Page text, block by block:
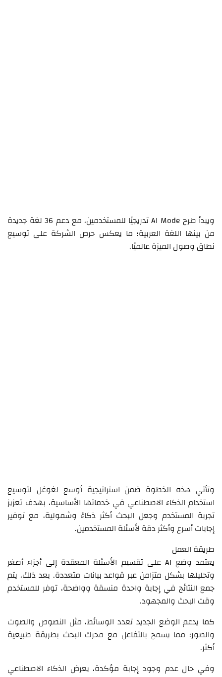
ويبدأ طرح AI Mode تدريجيًا للمستخدمين، مع دعم 36 لغة جديدة
من بينها اللغة العربية؛ ما يعكس حرص الشركة على توسيع
نطاق وصول الميزة عالميًا.
وتأتي هذه الخطوة ضمن استراتيجية أوسع لغوغل لتوسيع
استخدام الذكاء الاصطناعي في خدماتها الأساسية، بهدف تعزيز
تجربة المستخدم وجعل البحث أكثر ذكاءً وشمولية، مع توفير
إجابات أسرع وأكثر دقة لأسئلة المستخدمين.
طريقة العمل
يعتمد وضع AI على تقسيم الأسئلة المعقدة إلى أجزاء أصغر
وتحليلها بشكل متزامن عبر قواعد بيانات متعددة. بعد ذلك، يتم
جمع النتائج في إجابة واحدة منسقة وواضحة، توفر للمستخدم
وقت البحث والمجهود.
كما يدعم الوضع الجديد تعدد الوسائط، مثل النصوص والصوت
والصور؛ مما يسمح بالتفاعل مع محرك البحث بطريقة طبيعية
أكثر.
وفي حال عدم وجود إجابة مؤكدة، يعرض الذكاء الاصطناعي